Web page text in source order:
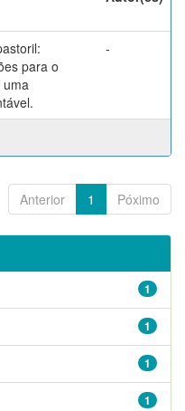
para o
-
Anterior 1 Póximo
1
1
1
1